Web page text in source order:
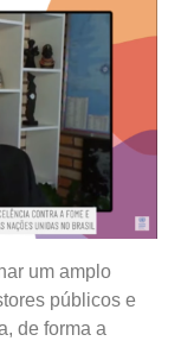
um amplo
públicos e
de forma a